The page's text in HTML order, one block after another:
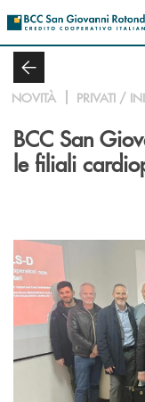
NOVITÀ PRIVATI /
BCC San
le filiali